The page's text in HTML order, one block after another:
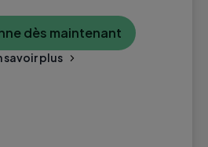
dès maintenant
savoir plus